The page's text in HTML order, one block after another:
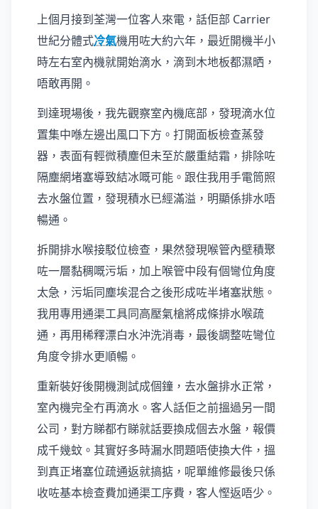
上個月接到荃灣一位客人來電，話佢部 Carrier
世紀分體式冷氣機用咗大約六年，最近開機半小
時左右室內機就開始滴水，滴到木地板都濕晒，
唔敢再開。
到達現場後，我先觀察室內機底部，發現滴水位
置集中喺左邊出風口下方。打開面板檢查蒸發
器，表面有輕微積塵但未至於嚴重結霜，排除咗
隔塵網堵塞導致結冰嘅可能。跟住我用手電筒照
去水盤位置，發現積水已經滿溢，明顯係排水唔
暢通。
拆開排水喉接駁位檢查，果然發現喉管內壁積聚
咗一層黏稠嘅污垢，加上喉管中段有個彎位角度
太急，污垢同塵埃混合之後形成咗半堵塞狀態。
我用專用通渠工具同高壓氣槍將成條排水喉疏
通，再用稀釋漂白水沖洗消毒，最後調整咗彎位
角度令排水更順暢。
重新裝好後開機測試成個鐘，去水盤排水正常，
室內機完全冇再滴水。客人話佢之前搵過另一間
公司，對方睇都冇睇就話要換成個去水盤，報價
成千幾蚊。其實好多時漏水問題唔使換大件，搵
到真正堵塞位疏通返就搞掂，呢單維修最後只係
收咗基本檢查費加通渠工序費，客人慳返唔少。